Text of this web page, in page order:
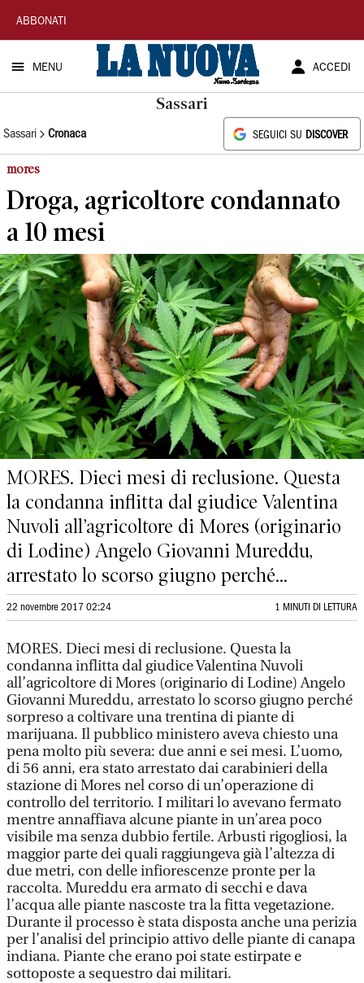
La
Nuova
Sardegna
ABBONATI
MENU ACCEDI
Sassari
Sassari Cronaca SEGUICI SU DISCOVER
mores
Droga, agricoltore condannato
a 10 mesi
MORES. Dieci mesi di reclusione. Questa
la condanna inflitta dal giudice Valentina
Nuvoli all’agricoltore di Mores (originario
di Lodine) Angelo Giovanni Mureddu,
arrestato lo scorso giugno perché...
22 novembre 2017 02:24 1 MINUTI DI LETTURA
MORES. Dieci mesi di reclusione. Questa la
condanna inflitta dal giudice Valentina Nuvoli
all’agricoltore di Mores (originario di Lodine) Angelo
Giovanni Mureddu, arrestato lo scorso giugno perché
sorpreso a coltivare una trentina di piante di
marijuana. Il pubblico ministero aveva chiesto una
pena molto più severa: due anni e sei mesi. L’uomo,
di 56 anni, era stato arrestato dai carabinieri della
stazione di Mores nel corso di un’operazione di
controllo del territorio. I militari lo avevano fermato
mentre annaffiava alcune piante in un’area poco
visibile ma senza dubbio fertile. Arbusti rigogliosi, la
maggior parte dei quali raggiungeva già l’altezza di
due metri, con delle infiorescenze pronte per la
raccolta. Mureddu era armato di secchi e dava
l’acqua alle piante nascoste tra la fitta vegetazione.
Durante il processo è stata disposta anche una perizia
per l’analisi del principio attivo delle piante di canapa
indiana. Piante che erano poi state estirpate e
sottoposte a sequestro dai militari.